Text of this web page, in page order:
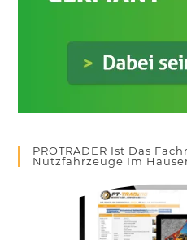
PROTRADER Ist Das
Nutzfahrzeuge Im